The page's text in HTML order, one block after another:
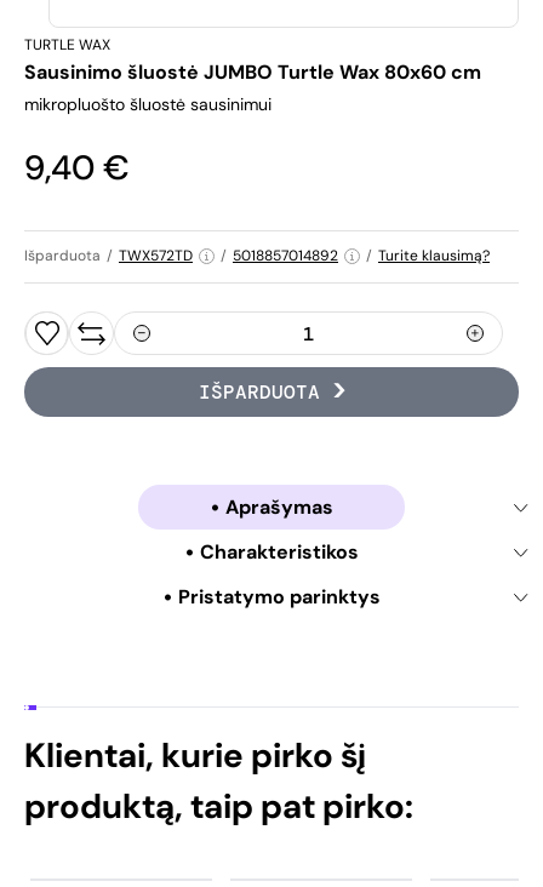
TURTLE WAX
Sausinimo šluostė JUMBO Turtle Wax 80x60 cm
mikropluošto šluostė sausinimui
9,40 €
Išparduota / TWX572TD / 5018857014892 / Turite klausimą?
IŠPARDUOTA
Aprašymas
Charakteristikos
Pristatymo parinktys
Klientai, kurie pirko šį
produktą, taip pat pirko: